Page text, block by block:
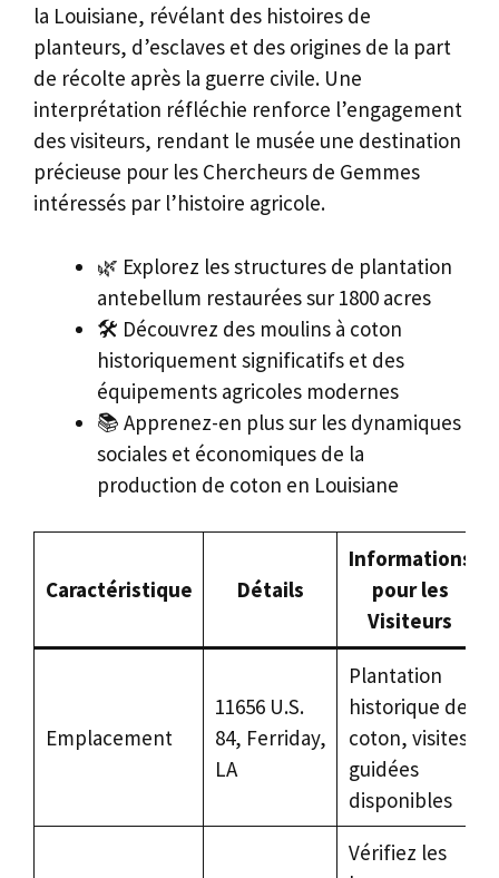
la Louisiane, révélant des histoires de
planteurs, d’esclaves et des origines de la part
de récolte après la guerre civile. Une
interprétation réfléchie renforce l’engagement
des visiteurs, rendant le musée une destination
précieuse pour les Chercheurs de Gemmes
intéressés par l’histoire agricole.
🌿 Explorez les structures de plantation
antebellum restaurées sur 1800 acres
🛠️ Découvrez des moulins à coton
historiquement significatifs et des
équipements agricoles modernes
📚 Apprenez-en plus sur les dynamiques
sociales et économiques de la
production de coton en Louisiane
Caractéristique Détails
Informations
pour les
Visiteurs
Emplacement
11656 U.S.
84, Ferriday,
LA
Plantation
historique de
coton, visites
guidées
disponibles
Vérifiez les